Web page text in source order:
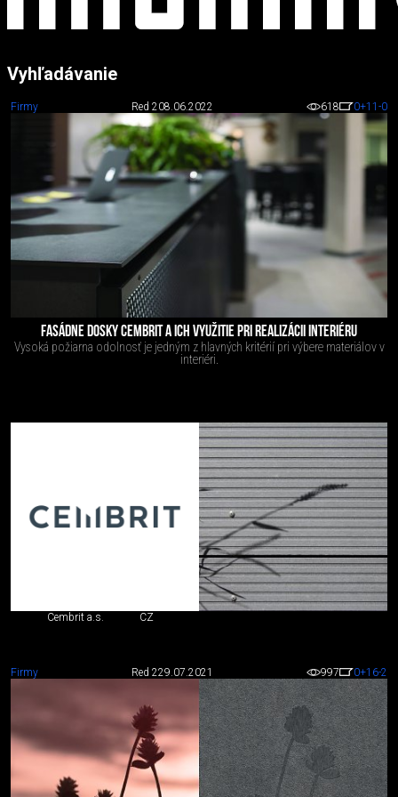
Vyhľadávanie
Firmy Red 208.06.2022 618 0+11 -0
FASÁDNE DOSKY CEMBRIT A ICH VYUŽITIE PRI REALIZÁCII INTERIÉRU
Vysoká požiarna odolnosť je jedným z hlavných kritérií pri výbere materiálov v
interiéri.
Cembrit a.s. CZ
Firmy Red 229.07.2021 997 0+16-2